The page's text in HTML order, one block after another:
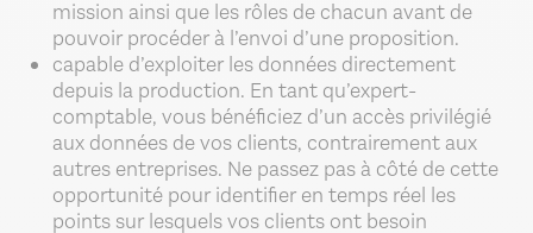
mission ainsi que les rôles de chacun avant de
pouvoir procéder à l’envoi d’une proposition.
capable d’exploiter les données directement
depuis la production. En tant qu’expert-
comptable, vous bénéficiez d’un accès privilégié
aux données de vos clients, contrairement aux
autres entreprises. Ne passez pas à côté de cette
opportunité pour identifier en temps réel les
points sur lesquels vos clients ont besoin